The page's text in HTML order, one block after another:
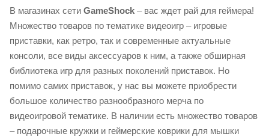
В магазинах сети GameShock – вас ждет рай для геймера!
Множество товаров по тематике видеоигр – игровые
приставки, как ретро, так и современные актуальные
консоли, все виды аксессуаров к ним, а также обширная
библиотека игр для разных поколений приставок. Но
помимо самих приставок, у нас вы можете приобрести
большое количество разнообразного мерча по
видеоигровой тематике. В наличии есть множество товаров
– подарочные кружки и геймерские коврики для мышки